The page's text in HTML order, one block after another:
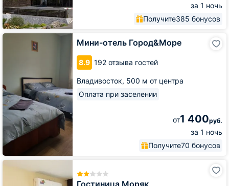
за 1 ночь
Получите385 бонусов
Мини-отель Город&Море
8.9 192 отзыва гостей
Владивосток, 500 м от центра
Оплата при заселении
от1 400руб.
за 1 ночь
Получите70 бонусов
Мини-
Гостиница Моряк
Гостиница